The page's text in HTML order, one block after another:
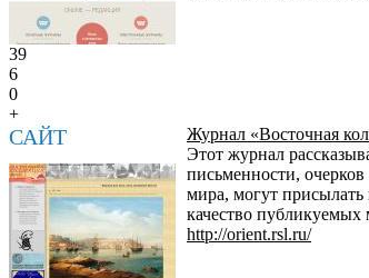
39
6
0
+
САЙТ
Журнал «Восточная
Этот журнал
письменности,
мира, могут
качество публикуемых
http://orient.rsl.ru/